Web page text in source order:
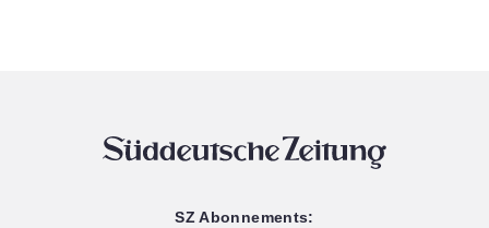
SZ Abonnements: